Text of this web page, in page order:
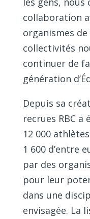
collaboration
organismes
collectivités
continuer de
génération
Depuis sa
recrues RBC a
12 000
1 600 d’entre
par des
pour leur
dans une
envisagée. La